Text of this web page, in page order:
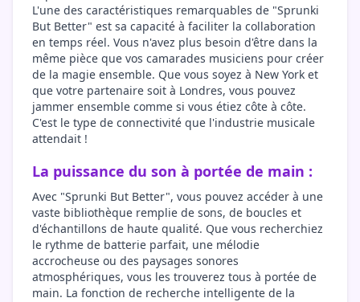
L'une des caractéristiques remarquables de "Sprunki
But Better" est sa capacité à faciliter la collaboration
en temps réel. Vous n'avez plus besoin d'être dans la
même pièce que vos camarades musiciens pour créer
de la magie ensemble. Que vous soyez à New York et
que votre partenaire soit à Londres, vous pouvez
jammer ensemble comme si vous étiez côte à côte.
C'est le type de connectivité que l'industrie musicale
attendait !
La puissance du son à portée de main :
Avec "Sprunki But Better", vous pouvez accéder à une
vaste bibliothèque remplie de sons, de boucles et
d'échantillons de haute qualité. Que vous recherchiez
le rythme de batterie parfait, une mélodie
accrocheuse ou des paysages sonores
atmosphériques, vous les trouverez tous à portée de
main. La fonction de recherche intelligente de la